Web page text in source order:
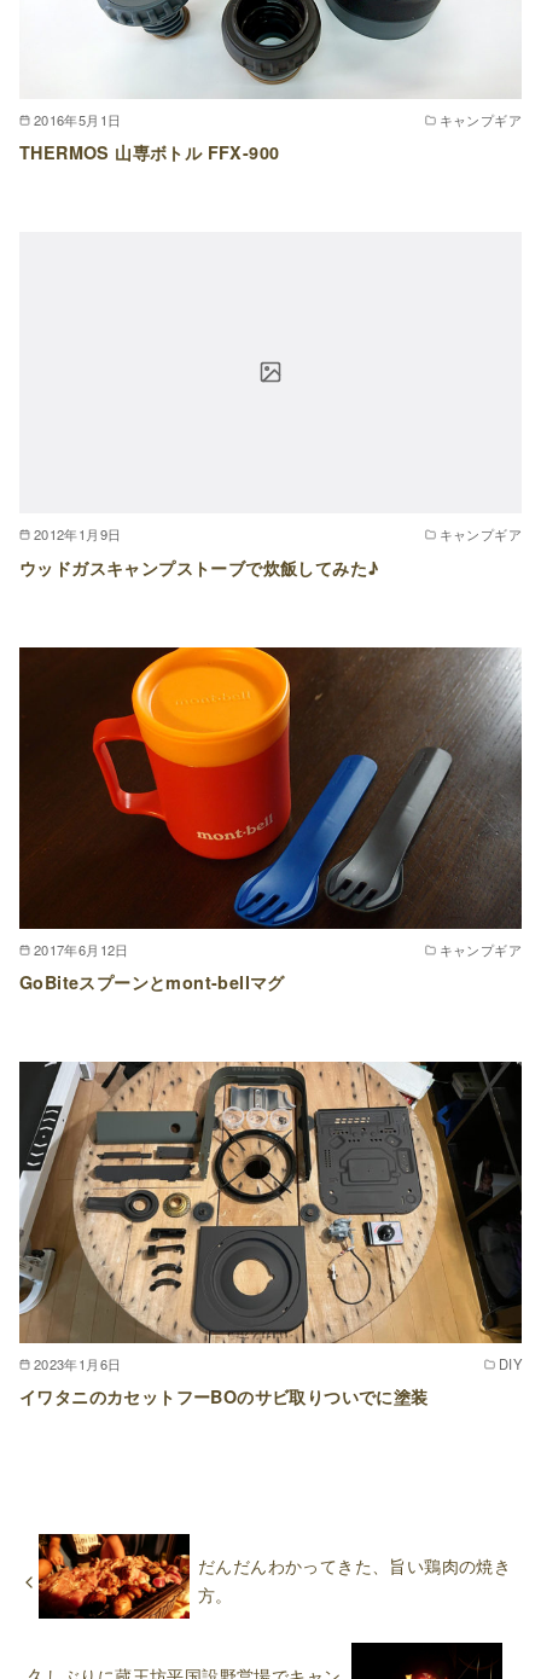
2016年5月1日 キャンプギア
THERMOS 山専ボトル FFX-900
2012年1月9日 キャンプギア
ウッドガスキャンプストーブで炊飯してみた♪
2017年6月12日 キャンプギア
GoBiteスプーンとmont-bellマグ
2023年1月6日 DIY
イワタニのカセットフーBOのサビ取りついでに塗装
だんだんわかってきた、旨い鶏肉の焼き
方。